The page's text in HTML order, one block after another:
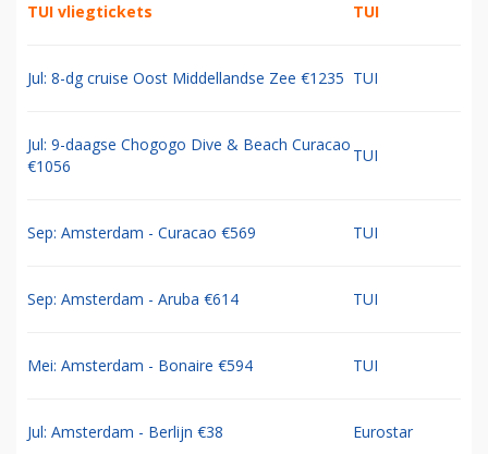
TUI vliegtickets TUI
Jul: 8-dg cruise Oost Middellandse Zee €1235 TUI
Jul: 9-daagse Chogogo Dive & Beach Curacao
€1056
TUI
Sep: Amsterdam - Curacao €569 TUI
Sep: Amsterdam - Aruba €614 TUI
Mei: Amsterdam - Bonaire €594 TUI
Jul: Amsterdam - Berlijn €38 Eurostar